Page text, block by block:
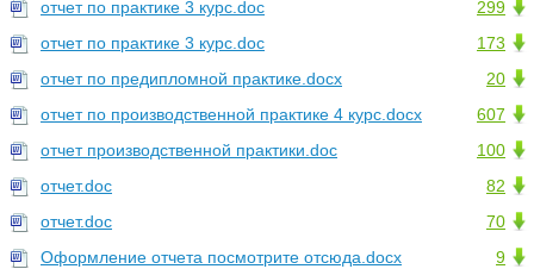
299
отчет по практике 3 курс.doc
173
отчет по практике 3 курс.doc
20
отчет по предипломной практике.docx
607
отчет по производственной практике 4 курс.docx
100
отчет производственной практики.doc
82
отчет.doc
70
отчет.doc
9
Оформление отчета посмотрите отсюда.docx